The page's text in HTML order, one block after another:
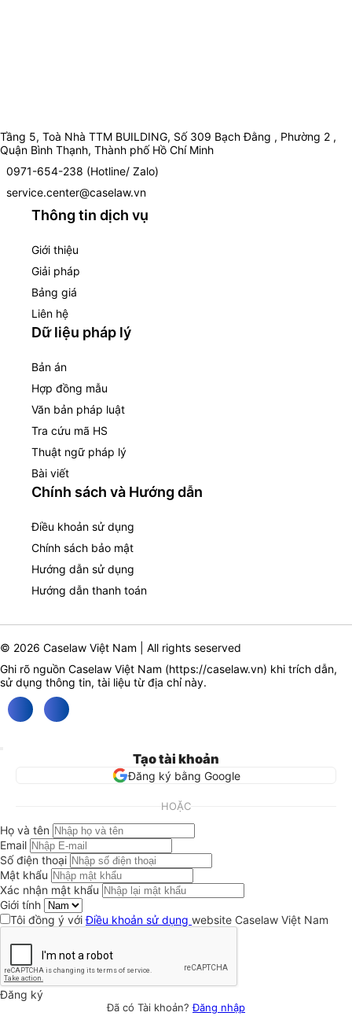
Tầng 5, Toà Nhà TTM BUILDING, Số 309 Bạch Đằng , Phường 2 ,
Quận Bình Thạnh, Thành phố Hồ Chí Minh
0971-654-238 (Hotline/ Zalo)
service.center@caselaw.vn
Thông tin dịch vụ
Giới thiệu
Giải pháp
Bảng giá
Liên hệ
Dữ liệu pháp lý
Bản án
Hợp đồng mẫu
Văn bản pháp luật
Tra cứu mã HS
Thuật ngữ pháp lý
Bài viết
Chính sách và Hướng dẫn
Điều khoản sử dụng
Chính sách bảo mật
Hướng dẫn sử dụng
Hướng dẫn thanh toán
© 2026 Caselaw Việt Nam | All rights seserved
Ghi rõ nguồn Caselaw Việt Nam (https://caselaw.vn) khi trích dẫn,
sử dụng thông tin, tài liệu từ địa chỉ này.
Tạo tài khoản
Đăng ký bằng Google
HOẶC
Họ và tên
Email
Số điện thoại
Mật khẩu
Xác nhận mật khẩu
Giới tính
Tôi đồng ý vớiĐiều khoản sử dụng website Caselaw Việt Nam
Đăng ký
Đã có Tài khoản?Đăng nhập